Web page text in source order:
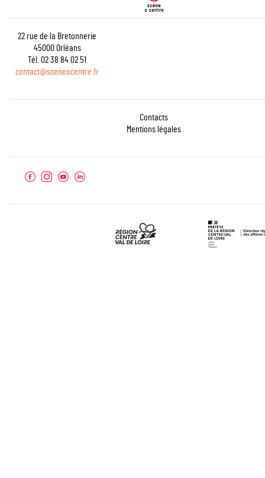
22 rue de la Bretonnerie
45000 Orléans
Tél. 02 38 84 02 51
contact@sceneocentre.fr
Contacts
Mentions légales